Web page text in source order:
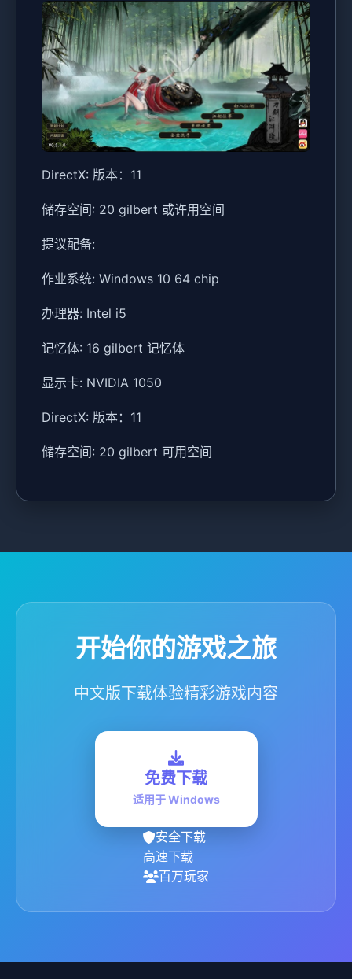
DirectX: 版本：11
储存空间: 20 gilbert 或许用空间
提议配备:
作业系统: Windows 10 64 chip
办理器: Intel i5
记忆体: 16 gilbert 记忆体
显示卡: NVIDIA 1050
DirectX: 版本：11
储存空间: 20 gilbert 可用空间
开始你的游戏之旅
中文版下载体验精彩游戏内容
免费下载
适用于 Windows
安全下载
高速下载
百万玩家